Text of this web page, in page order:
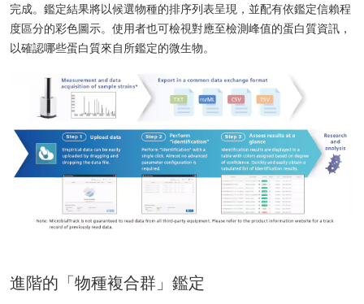
完成。鑑定結果將以候選物種的排序列表呈現，並配有依鑑定信賴程
度區分的彩色圖示。使用者也可檢視對應至檢測峰值的蛋白質資訊，
以確認哪些蛋白質來自所鑑定的微生物。
進階的「物種複合群」鑑定